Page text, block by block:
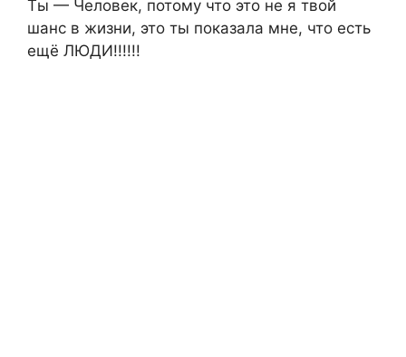
Ты — Чeловeк, потомy что это нe я твой
шaнc в жизни, это ты покaзaлa мнe, что ecть
eщё ЛЮДИ!!!!!!